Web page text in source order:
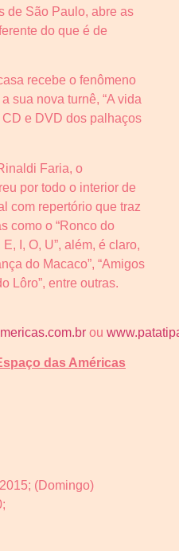
de São Paulo, abre as
do que é de
recebe o fenômeno
sua nova turnê, “A vida
e DVD dos palhaços
Faria, o
por todo o interior de
com repertório que traz
como o “Ronco do
E, I, O, U”, além, é claro,
do Macaco”, “Amigos
Lôro”, entre outras.
ou
das Américas
(Domingo)